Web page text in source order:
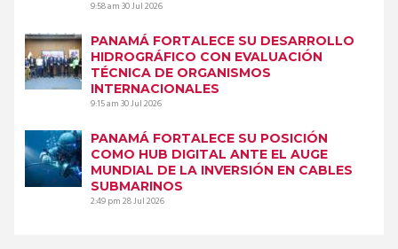
9:58 am30 Jul 2026
PANAMÁ FORTALECE SU DESARROLLO
HIDROGRÁFICO CON EVALUACIÓN
TÉCNICA DE ORGANISMOS
INTERNACIONALES
9:15 am30 Jul 2026
PANAMÁ FORTALECE SU POSICIÓN
COMO HUB DIGITAL ANTE EL AUGE
MUNDIAL DE LA INVERSIÓN EN CABLES
SUBMARINOS
2:49 pm28 Jul 2026